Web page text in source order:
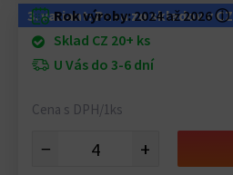
3. variant: Pneu zo skladov v CZ
Rok výroby:2024 až 2026ⓘ
Sklad CZ 20+ ks
U Vás do 3-6 dní
Cena s DPH/1ks
− +